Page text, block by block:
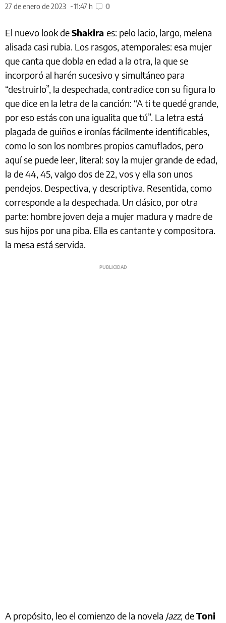
27 de enero de 2023 11:47 h 0
El nuevo look deShakira es: pelo lacio, largo, melena
alisada casi rubia. Los rasgos, atemporales: esa mujer
que canta que dobla en edad a la otra, la que se
incorporó al harén sucesivo y simultáneo para
“destruirlo”, la despechada, contradice con su figura lo
que dice en la letra de la canción: “A ti te quedé grande,
por eso estás con una igualita que tú”. La letra está
plagada de guiños e ironías fácilmente identificables,
como lo son los nombres propios camuflados, pero
aquí se puede leer, literal: soy la mujer grande de edad,
la de 44, 45, valgo dos de 22, vos y ella son unos
pendejos. Despectiva, y descriptiva. Resentida, como
corresponde a la despechada. Un clásico, por otra
parte: hombre joven deja a mujer madura y madre de
sus hijos por una piba. Ella es cantante y compositora.
la mesa está servida.
A propósito, leo el comienzo de la novela Jazz, deToni